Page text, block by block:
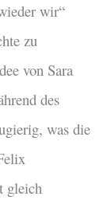
wir“
zu
von Sara
des
was die
gleich